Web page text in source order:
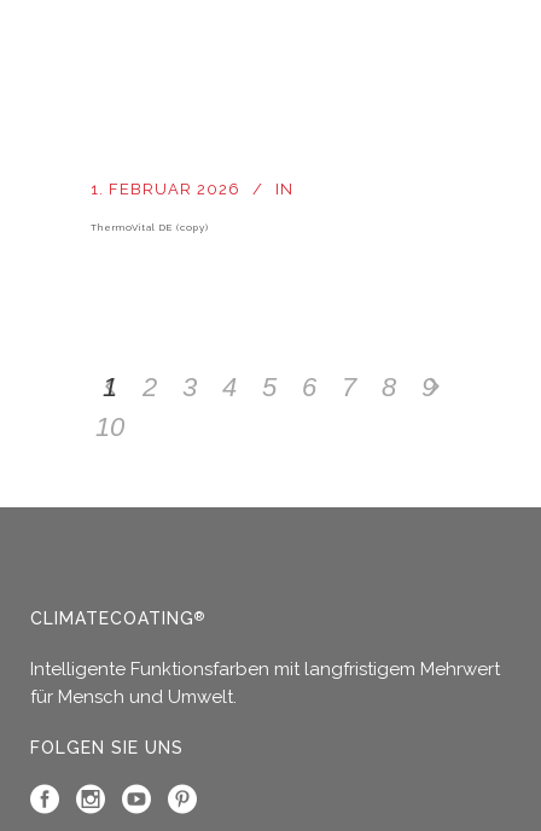
1. FEBRUAR 2026 IN
ThermoVital DE (copy)
1 2 3 4 5 6 7 8
9
10
CLIMATECOATING®
Intelligente Funktionsfarben mit langfristigem Mehrwert
für Mensch und Umwelt.
FOLGEN SIE UNS